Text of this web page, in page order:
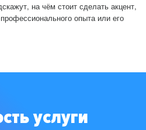
на чём стоит сделать акцент,
опыта или его
услуги